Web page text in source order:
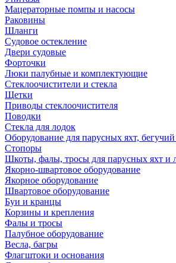
Мацераторные помпы и насосы
Раковины
Шланги
Судовое остекление
Двери судовые
Форточки
Люки палубные и комплектующие
Стеклоочистители и стекла
Щетки
Приводы стеклоочистителя
Поводки
Стекла для лодок
Оборудование для парусных яхт,
Стопоры
Шкоты, фалы, тросы для парусных яхт и
Якорно-швартовое оборудование
Якорное оборудование
Швартовое оборудование
Буи и кранцы
Корзины и крепления
Фалы и тросы
Палубное оборудование
Весла, багры
Флагштоки и основания